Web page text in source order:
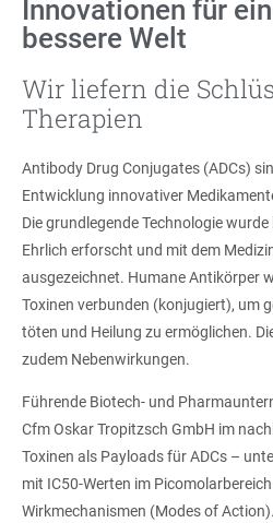
Innovationen für
bessere Welt
Wir liefern die
Therapien
Antibody Drug Conjugates (ADCs)
Entwicklung innovativer
Die grundlegende Technologie
Ehrlich erforscht und mit dem
ausgezeichnet. Humane Antikörper
Toxinen verbunden (konjugiert), um
töten und Heilung zu ermöglichen.
zudem Nebenwirkungen.
Führende Biotech- und
Cfm Oskar Tropitzsch GmbH im
Toxinen als Payloads für ADCs –
mit IC50-Werten im
Wirkmechanismen (Modes of Action).